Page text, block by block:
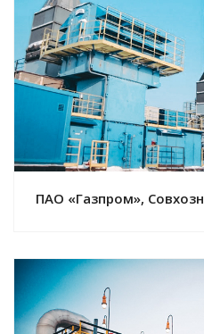
Смотреть
ПАО «Газпром»,